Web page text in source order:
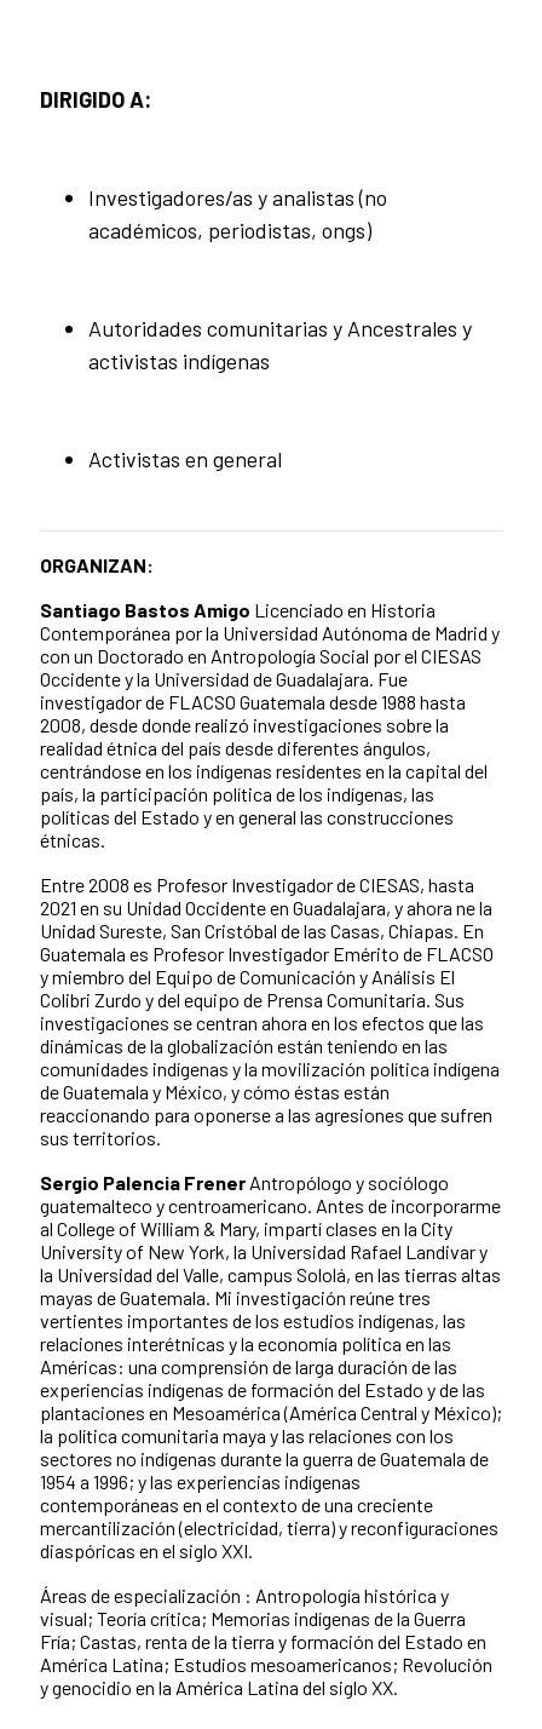
DIRIGIDO A:
Investigadores/as y analistas (no
académicos, periodistas, ongs)
Autoridades comunitarias y Ancestrales y
activistas indígenas
Activistas en general
ORGANIZAN:
Santiago Bastos Amigo Licenciado en Historia
Contemporánea por la Universidad Autónoma de Madrid y
con un Doctorado en Antropología Social por el CIESAS
Occidente y la Universidad de Guadalajara. Fue
investigador de FLACSO Guatemala desde 1988 hasta
2008, desde donde realizó investigaciones sobre la
realidad étnica del país desde diferentes ángulos,
centrándose en los indígenas residentes en la capital del
país, la participación política de los indígenas, las
políticas del Estado y en general las construcciones
étnicas.
Entre 2008 es Profesor Investigador de CIESAS, hasta
2021 en su Unidad Occidente en Guadalajara, y ahora ne la
Unidad Sureste, San Cristóbal de las Casas, Chiapas. En
Guatemala es Profesor Investigador Emérito de FLACSO
y miembro del Equipo de Comunicación y Análisis El
Colibri Zurdo y del equipo de Prensa Comunitaria. Sus
investigaciones se centran ahora en los efectos que las
dinámicas de la globalización están teniendo en las
comunidades indígenas y la movilización política indígena
de Guatemala y México, y cómo éstas están
reaccionando para oponerse a las agresiones que sufren
sus territorios.
Sergio Palencia Frener Antropólogo y sociólogo
guatemalteco y centroamericano. Antes de incorporarme
al College of William & Mary, impartí clases en la City
University of New York, la Universidad Rafael Landivar y
la Universidad del Valle, campus Sololá, en las tierras altas
mayas de Guatemala. Mi investigación reúne tres
vertientes importantes de los estudios indígenas, las
relaciones interétnicas y la economía política en las
Américas: una comprensión de larga duración de las
experiencias indígenas de formación del Estado y de las
plantaciones en Mesoamérica (América Central y México);
la política comunitaria maya y las relaciones con los
sectores no indígenas durante la guerra de Guatemala de
1954 a 1996; y las experiencias indígenas
contemporáneas en el contexto de una creciente
mercantilización (electricidad, tierra) y reconfiguraciones
diaspóricas en el siglo XXI.
Áreas de especialización : Antropología histórica y
visual; Teoría crítica; Memorias indígenas de la Guerra
Fría; Castas, renta de la tierra y formación del Estado en
América Latina; Estudios mesoamericanos; Revolución
y genocidio en la América Latina del siglo XX.